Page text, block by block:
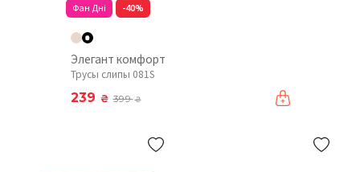
Фан Дні -40%
Элегант комфорт
Трусы слипы 081S
239 ₴ 399₴